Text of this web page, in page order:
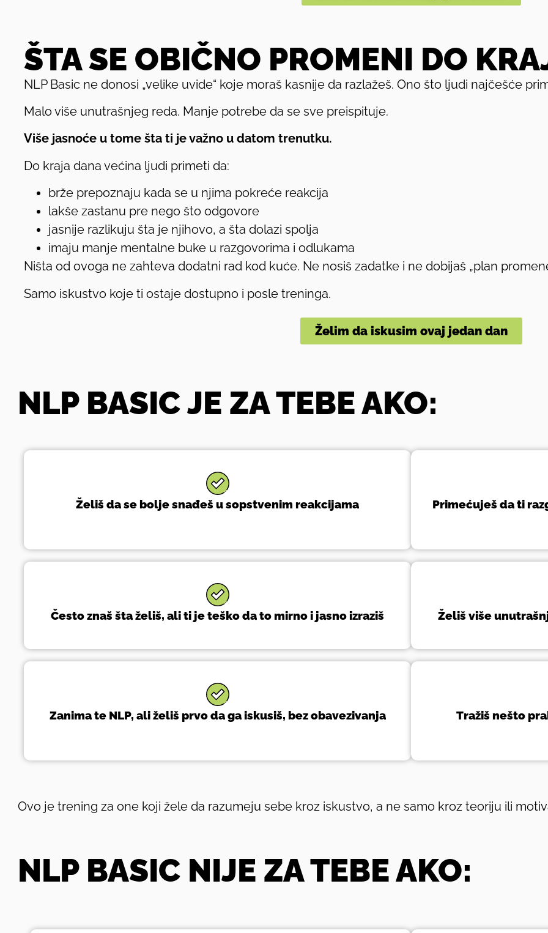
ŠTA SE OBIČNO PROMENI DO
NLP Basic ne donosi „velike uvide“ koje moraš kasnije da razlažeš. Ono što ljudi najčešće
Malo više unutrašnjeg reda. Manje potrebe da se sve preispituje.
Više jasnoće u tome šta ti je važno u datom trenutku.
Do kraja dana većina ljudi primeti da:
brže prepoznaju kada se u njima pokreće reakcija
lakše zastanu pre nego što odgovore
jasnije razlikuju šta je njihovo, a šta dolazi spolja
imaju manje mentalne buke u razgovorima i odlukama
Ništa od ovoga ne zahteva dodatni rad kod kuće. Ne nosiš zadatke i ne dobijaš „plan
Samo iskustvo koje ti ostaje dostupno i posle treninga.
Želim da iskusim ovaj jedan dan
NLP BASIC JE ZA TEBE AKO:
Želiš da se bolje snađeš u sopstvenim reakcijama Primećuješ da ti
Često znaš šta želiš, ali ti je teško da to mirno i jasno izraziš Želiš više
Zanima te NLP, ali želiš prvo da ga iskusiš, bez obavezivanja Tražiš nešto
Ovo je trening za one koji žele da razumeju sebe kroz iskustvo, a ne samo kroz teoriju ili
NLP BASIC NIJE ZA TEBE AKO: